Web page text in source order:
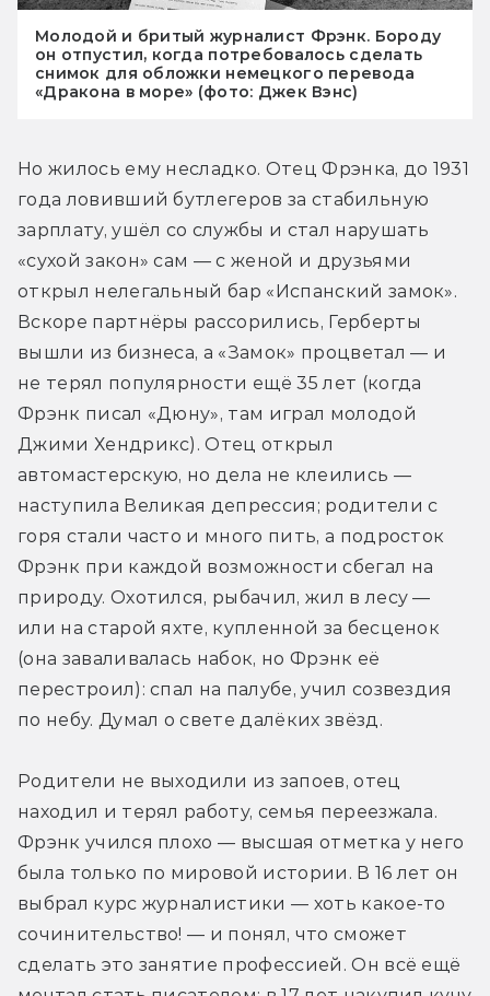
Молодой и бритый журналист Фрэнк. Бороду
он отпустил, когда потребовалось сделать
снимок для обложки немецкого перевода
«Дракона в море» (фото: Джек Вэнс)
Но жилось ему несладко. Отец Фрэнка, до 1931
года ловивший бутлегеров за стабильную
зарплату, ушёл со службы и стал нарушать
«сухой закон» сам — с женой и друзьями
открыл нелегальный бар «Испанский замок».
Вскоре партнёры рассорились, Герберты
вышли из бизнеса, а «Замок» процветал — и
не терял популярности ещё 35 лет (когда
Фрэнк писал «Дюну», там играл молодой
Джими Хендрикс). Отец открыл
автомастерскую, но дела не клеились —
наступила Великая депрессия; родители с
горя стали часто и много пить, а подросток
Фрэнк при каждой возможности сбегал на
природу. Охотился, рыбачил, жил в лесу —
или на старой яхте, купленной за бесценок
(она заваливалась набок, но Фрэнк её
перестроил): спал на палубе, учил созвездия
по небу. Думал о свете далёких звёзд.
Родители не выходили из запоев, отец
находил и терял работу, семья переезжала.
Фрэнк учился плохо — высшая отметка у него
была только по мировой истории. В 16 лет он
выбрал курс журналистики — хоть какое-то
сочинительство! — и понял, что сможет
сделать это занятие профессией. Он всё ещё